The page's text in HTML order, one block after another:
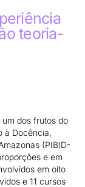
teoria-
dos frutos do
à Docência,
(PIBID-
e em
em oito
e 11 cursos